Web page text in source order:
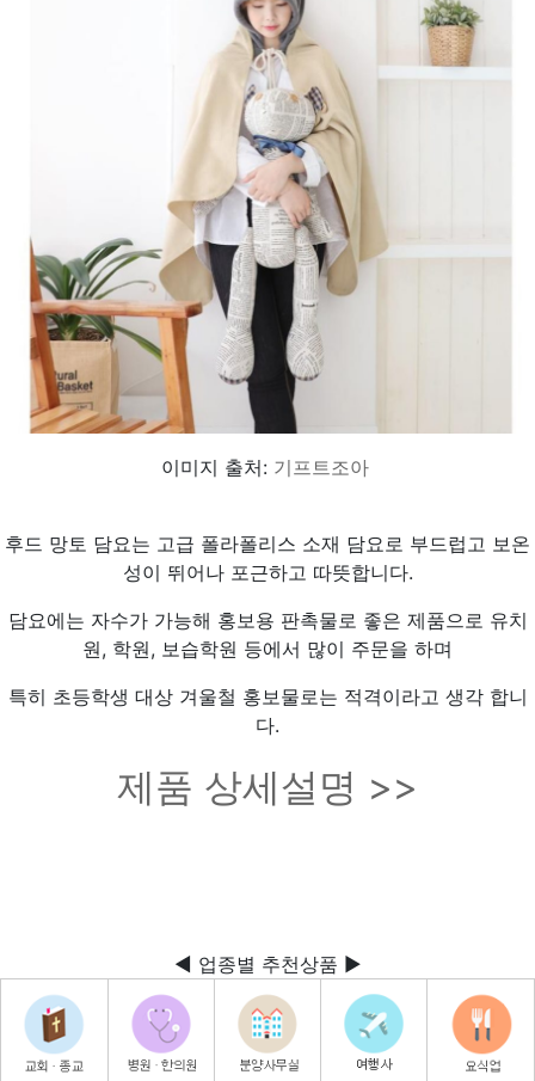
이미지 출처: 기프트조아
후드 망토 담요는 고급 폴라폴리스 소재 담요로 부드럽고 보온
성이 뛰어나 포근하고 따뜻합니다.
담요에는 자수가 가능해 홍보용 판촉물로 좋은 제품으로 유치
원, 학원, 보습학원 등에서 많이 주문을 하며
특히 초등학생 대상 겨울철 홍보물로는 적격이라고 생각 합니
다.
제품 상세설명 >>
◀ 업종별 추천상품 ▶